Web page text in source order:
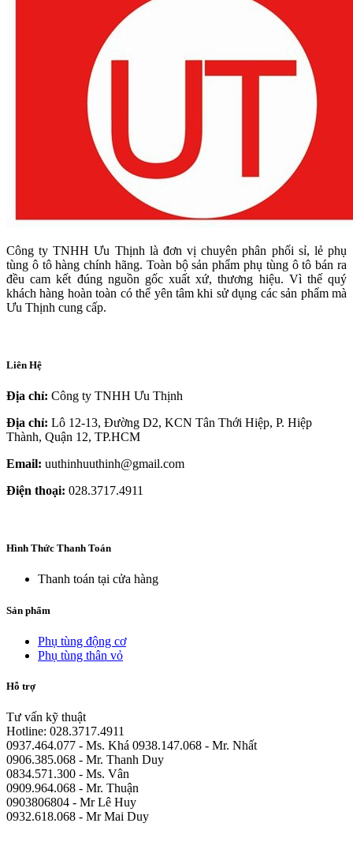
Công ty TNHH Ưu Thịnh là đơn vị chuyên phân phối sỉ, lẻ phụ
tùng ô tô hàng chính hãng. Toàn bộ sản phẩm phụ tùng ô tô bán ra
đều cam kết đúng nguồn gốc xuất xứ, thương hiệu. Vì thế quý
khách hàng hoàn toàn có thể yên tâm khi sử dụng các sản phẩm mà
Ưu Thịnh cung cấp.
Liên Hệ
Địa chỉ: Công ty TNHH Ưu Thịnh
Địa chỉ: Lô 12-13, Đường D2, KCN Tân Thới Hiệp, P. Hiệp
Thành, Quận 12, TP.HCM
Email: uuthinhuuthinh@gmail.com
Điện thoại: 028.3717.4911
Hình Thức Thanh Toán
Thanh toán tại cửa hàng
Sản phẩm
Phụ tùng động cơ
Phụ tùng thân vỏ
Hỗ trợ
Tư vấn kỹ thuật
Hotline: 028.3717.4911
0937.464.077 - Ms. Khá 0938.147.068 - Mr. Nhất
0906.385.068 - Mr. Thanh Duy
0834.571.300 - Ms. Vân
0909.964.068 - Mr. Thuận
0903806804 - Mr Lê Huy
0932.618.068 - Mr Mai Duy